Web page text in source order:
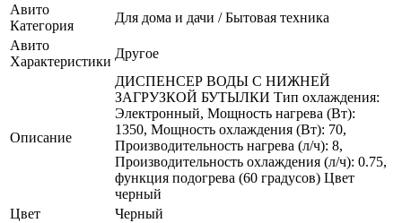
Авито
Категория
Для дома и дачи / Бытовая техника
Авито
Характеристики
Другое
Описание
ДИСПЕНСЕР ВОДЫ С НИЖНЕЙ
ЗАГРУЗКОЙ БУТЫЛКИ Тип охлаждения:
Электронный, Мощность нагрева (Вт):
1350, Мощность охлаждения (Вт): 70,
Производительность нагрева (л/ч): 8,
Производительность охлаждения (л/ч): 0.75,
функция подогрева (60 градусов) Цвет
черный
Цвет
Черный